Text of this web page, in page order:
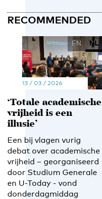
RECOMMENDED
EN NL
13 / 03 / 2026
‘Totale academische
vrijheid is een
illusie’
Een bij vlagen vurig
debat over academische
vrijheid – georganiseerd
door Studium Generale
en U-Today - vond
donderdagmiddag